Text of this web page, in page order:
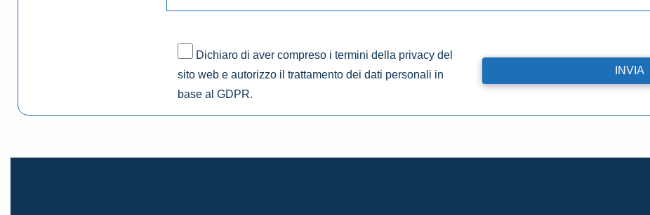
Dichiaro di aver compreso i termini della privacy del
sito web e autorizzo il trattamento dei dati personali in
base al GDPR.